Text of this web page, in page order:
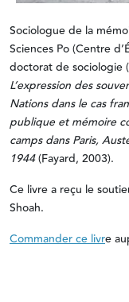
Sociologue de la
Sciences Po (Centre
doctorat de sociologie (
L’expression des
Nations dans le cas
publique et mémoire
camps dans Paris,
1944(Fayard, 2003).
Ce livre a reçu le
Shoah.
Commander ce livre